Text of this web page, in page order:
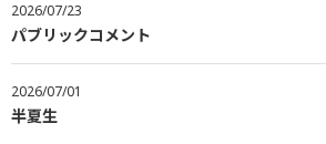
2026/07/23
パブリックコメント
2026/07/01
半夏生